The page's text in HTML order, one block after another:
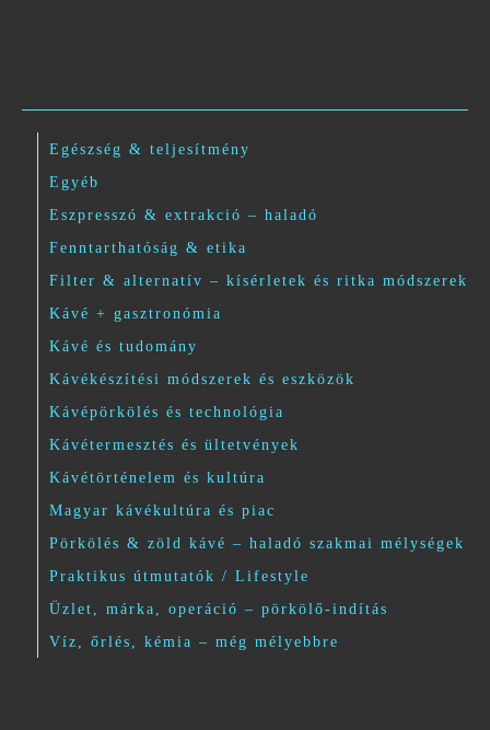
Egészség & teljesítmény
Egyéb
Eszpresszó & extrakció – haladó
Fenntarthatóság & etika
Filter & alternatív – kísérletek és ritka módszerek
Kávé + gasztronómia
Kávé és tudomány
Kávékészítési módszerek és eszközök
Kávépörkölés és technológia
Kávétermesztés és ültetvények
Kávétörténelem és kultúra
Magyar kávékultúra és piac
Pörkölés & zöld kávé – haladó szakmai mélységek
Praktikus útmutatók / Lifestyle
Üzlet, márka, operáció – pörkölő-indítás
Víz, őrlés, kémia – még mélyebbre